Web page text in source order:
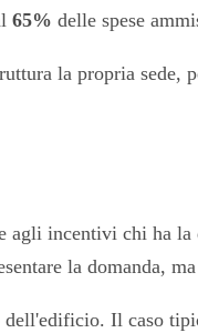
65% delle spese
la propria sede,
agli incentivi chi ha
la domanda,
Il caso